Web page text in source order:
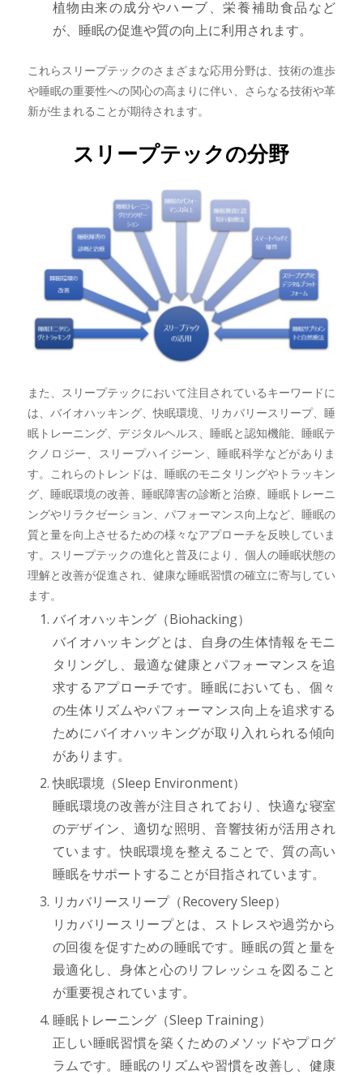
植物由来の成分やハーブ、栄養補助食品など
が、睡眠の促進や質の向上に利用されます。
これらスリープテックのさまざまな応用分野は、技術の進歩
や睡眠の重要性への関心の高まりに伴い、さらなる技術や革
新が生まれることが期待されます。
スリープテックの分野
また、スリープテックにおいて注目されているキーワードに
は、バイオハッキング、快眠環境、リカバリースリープ、睡
眠トレーニング、デジタルヘルス、睡眠と認知機能、睡眠テ
クノロジー、スリープハイジーン、睡眠科学などがありま
す。これらのトレンドは、睡眠のモニタリングやトラッキン
グ、睡眠環境の改善、睡眠障害の診断と治療、睡眠トレーニ
ングやリラクゼーション、パフォーマンス向上など、睡眠の
質と量を向上させるための様々なアプローチを反映していま
す。スリープテックの進化と普及により、個人の睡眠状態の
理解と改善が促進され、健康な睡眠習慣の確立に寄与してい
ます。
バイオハッキング（Biohacking）
バイオハッキングとは、自身の生体情報をモニ
タリングし、最適な健康とパフォーマンスを追
求するアプローチです。睡眠においても、個々
の生体リズムやパフォーマンス向上を追求する
ためにバイオハッキングが取り入れられる傾向
があります。
快眠環境（Sleep Environment）
睡眠環境の改善が注目されており、快適な寝室
のデザイン、適切な照明、音響技術が活用され
ています。快眠環境を整えることで、質の高い
睡眠をサポートすることが目指されています。
リカバリースリープ（Recovery Sleep）
リカバリースリープとは、ストレスや過労から
の回復を促すための睡眠です。睡眠の質と量を
最適化し、身体と心のリフレッシュを図ること
が重要視されています。
睡眠トレーニング（Sleep Training）
正しい睡眠習慣を築くためのメソッドやプログ
ラムです。睡眠のリズムや習慣を改善し、健康